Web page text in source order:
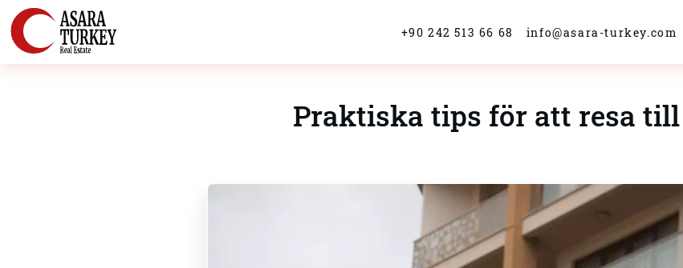
+90 242 513 66 68 info@asara-turkey.com
Praktiska tips för att resa